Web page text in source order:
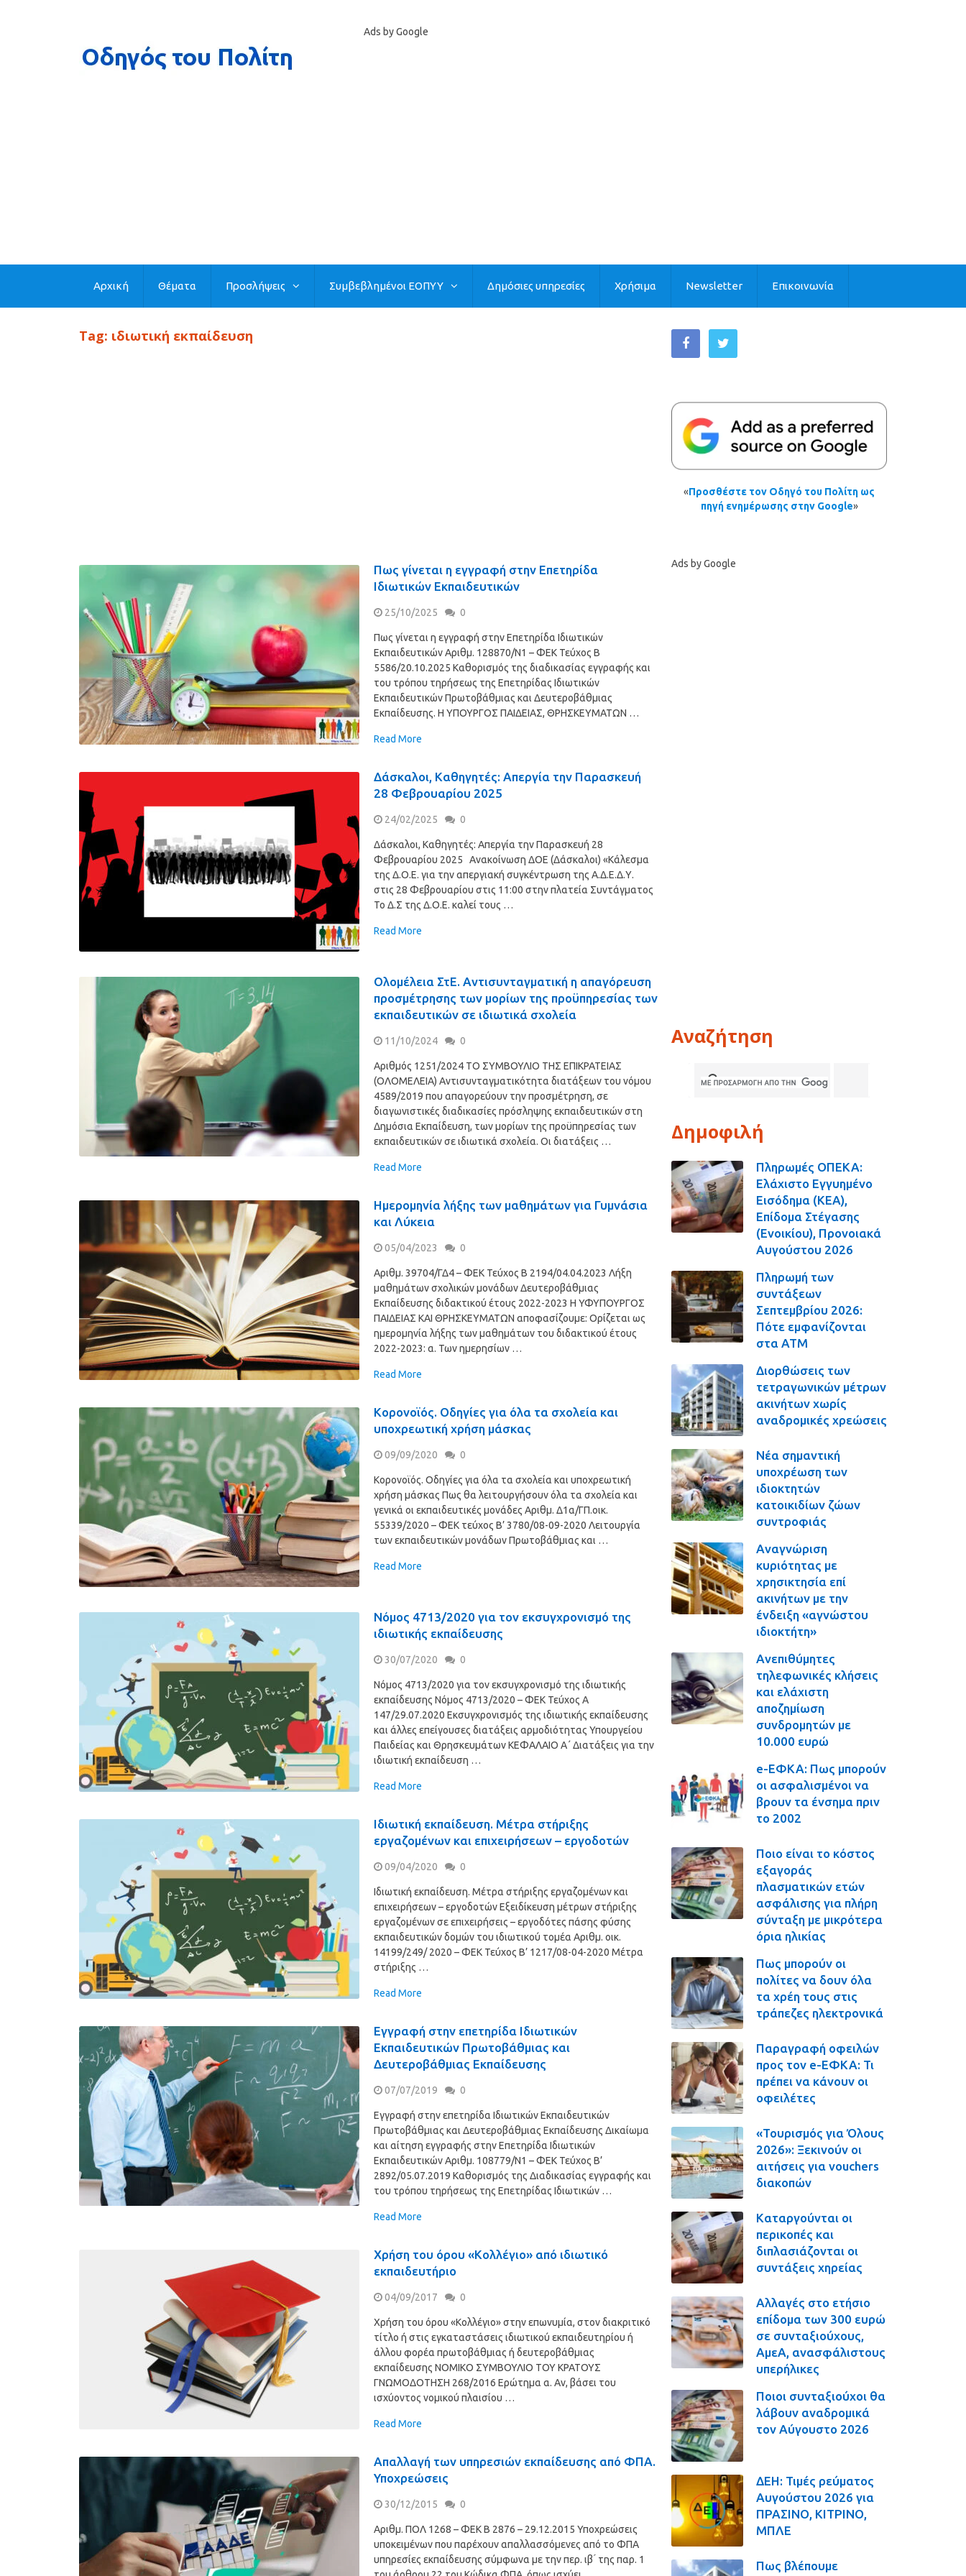
Ads by Google
Αρχική Θέματα Προσλήψεις Συμβεβλημένοι ΕΟΠΥΥ Δημόσιες υπηρεσίες Χρήσιμα Newsletter Επικοινωνία
Tag: ιδιωτική εκπαίδευση
Πως γίνεται η εγγραφή στην Επετηρίδα
Ιδιωτικών Εκπαιδευτικών
25/10/2025 0
Πως γίνεται η εγγραφή στην Επετηρίδα Ιδιωτικών
Εκπαιδευτικών Αριθμ. 128870/Ν1 – ΦΕΚ Τεύχος Β
5586/20.10.2025 Καθορισμός της διαδικασίας εγγραφής και
του τρόπου τηρήσεως της Επετηρίδας Ιδιωτικών
Εκπαιδευτικών Πρωτοβάθμιας και Δευτεροβάθμιας
Εκπαίδευσης. Η ΥΠΟΥΡΓΟΣ ΠΑΙΔΕΙΑΣ, ΘΡΗΣΚΕΥΜΑΤΩΝ …
Read More
Δάσκαλοι, Καθηγητές: Απεργία την Παρασκευή
28 Φεβρουαρίου 2025
24/02/2025 0
Δάσκαλοι, Καθηγητές: Απεργία την Παρασκευή 28
Φεβρουαρίου 2025 Ανακοίνωση ΔΟΕ (Δάσκαλοι) «Κάλεσμα
της Δ.Ο.Ε. για την απεργιακή συγκέντρωση της Α.Δ.Ε.Δ.Υ.
στις 28 Φεβρουαρίου στις 11:00 στην πλατεία Συντάγματος
Το Δ.Σ της Δ.Ο.Ε. καλεί τους …
Read More
Ολομέλεια ΣτΕ. Αντισυνταγματική η απαγόρευση
προσμέτρησης των μορίων της προϋπηρεσίας των
εκπαιδευτικών σε ιδιωτικά σχολεία
11/10/2024 0
Αριθμός 1251/2024 ΤΟ ΣΥΜΒΟΥΛΙΟ ΤΗΣ ΕΠΙΚΡΑΤΕΙΑΣ
(ΟΛΟΜΕΛΕΙΑ) Αντισυνταγματικότητα διατάξεων του νόμου
4589/2019 που απαγορεύουν την προσμέτρηση, σε
διαγωνιστικές διαδικασίες πρόσληψης εκπαιδευτικών στη
Δημόσια Εκπαίδευση, των μορίων της προϋπηρεσίας των
εκπαιδευτικών σε ιδιωτικά σχολεία. Οι διατάξεις …
Read More
Ημερομηνία λήξης των μαθημάτων για Γυμνάσια
και Λύκεια
05/04/2023 0
Αριθμ. 39704/ΓΔ4 – ΦΕΚ Τεύχος Β 2194/04.04.2023 Λήξη
μαθημάτων σχολικών μονάδων Δευτεροβάθμιας
Εκπαίδευσης διδακτικού έτους 2022-2023 Η ΥΦΥΠΟΥΡΓΟΣ
ΠΑΙΔΕΙΑΣ ΚΑΙ ΘΡΗΣΚΕΥΜΑΤΩΝ αποφασίζουμε: Ορίζεται ως
ημερομηνία λήξης των μαθημάτων του διδακτικού έτους
2022-2023: α. Των ημερησίων …
Read More
Κορονοϊός. Οδηγίες για όλα τα σχολεία και
υποχρεωτική χρήση μάσκας
09/09/2020 0
Κορονοϊός. Οδηγίες για όλα τα σχολεία και υποχρεωτική
χρήση μάσκας Πως θα λειτουργήσουν όλα τα σχολεία και
γενικά οι εκπαιδευτικές μονάδες Αριθμ. Δ1α/ΓΠ.οικ.
55339/2020 – ΦΕΚ τεύχος Β’ 3780/08-09-2020 Λειτουργία
των εκπαιδευτικών μονάδων Πρωτοβάθμιας και …
Read More
Νόμος 4713/2020 για τον εκσυγχρονισμό της
ιδιωτικής εκπαίδευσης
30/07/2020 0
Νόμος 4713/2020 για τον εκσυγχρονισμό της ιδιωτικής
εκπαίδευσης Νόμος 4713/2020 – ΦΕΚ Τεύχος A
147/29.07.2020 Εκσυγχρονισμός της ιδιωτικής εκπαίδευσης
και άλλες επείγουσες διατάξεις αρμοδιότητας Υπουργείου
Παιδείας και Θρησκευμάτων ΚΕΦΑΛΑΙΟ Α΄ Διατάξεις για την
ιδιωτική εκπαίδευση …
Read More
Ιδιωτική εκπαίδευση. Μέτρα στήριξης
εργαζομένων και επιχειρήσεων – εργοδοτών
09/04/2020 0
Ιδιωτική εκπαίδευση. Μέτρα στήριξης εργαζομένων και
επιχειρήσεων – εργοδοτών Εξειδίκευση μέτρων στήριξης
εργαζομένων σε επιχειρήσεις – εργοδότες πάσης φύσης
εκπαιδευτικών δομών του ιδιωτικού τομέα Αριθμ. οικ.
14199/249/ 2020 – ΦΕΚ Τεύχος B’ 1217/08-04-2020 Μέτρα
στήριξης …
Read More
Εγγραφή στην επετηρίδα Ιδιωτικών
Εκπαιδευτικών Πρωτοβάθμιας και
Δευτεροβάθμιας Εκπαίδευσης
07/07/2019 0
Εγγραφή στην επετηρίδα Ιδιωτικών Εκπαιδευτικών
Πρωτοβάθμιας και Δευτεροβάθμιας Εκπαίδευσης Δικαίωμα
και αίτηση εγγραφής στην Επετηρίδα Ιδιωτικών
Εκπαιδευτικών Αριθμ. 108779/Ν1 – ΦΕΚ Τεύχος B’
2892/05.07.2019 Καθορισμός της Διαδικασίας εγγραφής και
του τρόπου τηρήσεως της Επετηρίδας Ιδιωτικών …
Read More
Χρήση του όρου «Κολλέγιο» από ιδιωτικό
εκπαιδευτήριο
04/09/2017 0
Χρήση του όρου «Κολλέγιο» στην επωνυμία, στον διακριτικό
τίτλο ή στις εγκαταστάσεις ιδιωτικού εκπαιδευτηρίου ή
άλλου φορέα πρωτοβάθμιας ή δευτεροβάθμιας
εκπαίδευσης ΝΟΜΙΚΟ ΣΥΜΒΟΥΛΙΟ ΤΟΥ ΚΡΑΤΟΥΣ
ΓΝΩΜΟΔΟΤΗΣΗ 268/2016 Ερώτημα α. Aν, βάσει του
ισχύοντος νομικού πλαισίου …
Read More
Απαλλαγή των υπηρεσιών εκπαίδευσης από ΦΠΑ.
Υποχρεώσεις
30/12/2015 0
Αριθμ. ΠΟΛ 1268 – ΦΕΚ B 2876 – 29.12.2015 Υποχρεώσεις
υποκειμένων που παρέχουν απαλλασσόμενες από το ΦΠΑ
υπηρεσίες εκπαίδευσης σύμφωνα με την περ. ιβ ́ της παρ. 1
«Προσθέστε τον Οδηγό του Πολίτη ως
πηγή ενημέρωσης στην Google»
Ads by Google
Αναζήτηση
Δημοφιλή
Πληρωμές ΟΠΕΚΑ:
Ελάχιστο Εγγυημένο
Εισόδημα (ΚΕΑ),
Επίδομα Στέγασης
(Ενοικίου), Προνοιακά
Αυγούστου 2026
Πληρωμή των
συντάξεων
Σεπτεμβρίου 2026:
Πότε εμφανίζονται
στα ΑΤΜ
Διορθώσεις των
τετραγωνικών μέτρων
ακινήτων χωρίς
αναδρομικές χρεώσεις
Νέα σημαντική
υποχρέωση των
ιδιοκτητών
κατοικιδίων ζώων
συντροφιάς
Αναγνώριση
κυριότητας με
χρησικτησία επί
ακινήτων με την
ένδειξη «αγνώστου
ιδιοκτήτη»
Ανεπιθύμητες
τηλεφωνικές κλήσεις
και ελάχιστη
αποζημίωση
συνδρομητών με
10.000 ευρώ
e-ΕΦΚΑ: Πως μπορούν
οι ασφαλισμένοι να
βρουν τα ένσημα πριν
το 2002
Ποιο είναι το κόστος
εξαγοράς
πλασματικών ετών
ασφάλισης για πλήρη
σύνταξη με μικρότερα
όρια ηλικίας
Πως μπορούν οι
πολίτες να δουν όλα
τα χρέη τους στις
τράπεζες ηλεκτρονικά
Παραγραφή οφειλών
προς τον e-ΕΦΚΑ: Τι
πρέπει να κάνουν οι
οφειλέτες
«Τουρισμός για Όλους
2026»: Ξεκινούν οι
αιτήσεις για vouchers
διακοπών
Καταργούνται οι
περικοπές και
διπλασιάζονται οι
συντάξεις χηρείας
Αλλαγές στο ετήσιο
επίδομα των 300 ευρώ
σε συνταξιούχους,
ΑμεΑ, ανασφάλιστους
υπερήλικες
Ποιοι συνταξιούχοι θα
λάβουν αναδρομικά
τον Αύγουστο 2026
ΔΕΗ: Τιμές ρεύματος
Αυγούστου 2026 για
ΠΡΑΣΙΝΟ, ΚΙΤΡΙΝΟ,
ΜΠΛΕ
Πως βλέπουμε